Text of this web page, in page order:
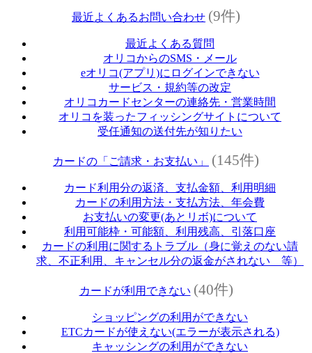
最近よくあるお問い合わせ (9件)
最近よくある質問
オリコからのSMS・メール
eオリコ(アプリ)にログインできない
サービス・規約等の改定
オリコカードセンターの連絡先・営業時間
オリコを装ったフィッシングサイトについて
受任通知の送付先が知りたい
カードの「ご請求・お支払い」 (145件)
カード利用分の返済、支払金額、利用明細
カードの利用方法・支払方法、年会費
お支払いの変更(あとリボ)について
利用可能枠・可能額、利用残高、引落口座
カードの利用に関するトラブル（身に覚えのない請
求、不正利用、キャンセル分の返金がされない 等）
カードが利用できない (40件)
ショッピングの利用ができない
ETCカードが使えない(エラーが表示される)
キャッシングの利用ができない